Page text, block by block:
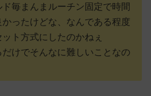
ド毎まんまルーチン固定で時間
ったけどな、なんである程度
ト方式にしたのかねぇ
けでそんなに難しいことなの